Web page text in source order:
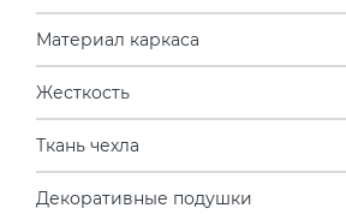
Материал каркаса
Жесткость
Ткань чехла
Декоративные подушки